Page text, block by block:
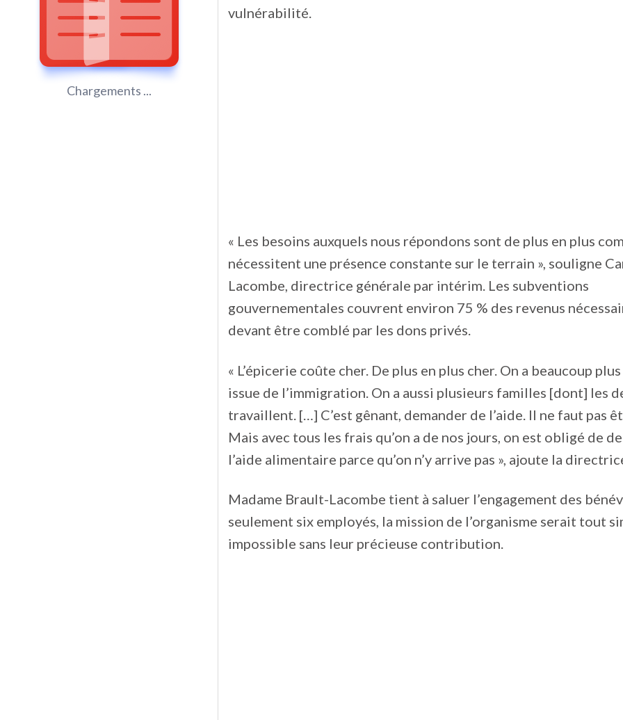
Chargements ...
vulnérabilité.
« Les besoins auxquels nous répondons sont de plus en plus
nécessitent une présence constante sur le terrain », souligne
Lacombe, directrice générale par intérim. Les subventions
gouvernementales couvrent environ 75 % des revenus
devant être comblé par les dons privés.
« L’épicerie coûte cher. De plus en plus cher. On a beaucoup
issue de l’immigration. On a aussi plusieurs familles [dont] les
travaillent. […] C’est gênant, demander de l’aide. Il ne faut pas
Mais avec tous les frais qu’on a de nos jours, on est obligé de
l’aide alimentaire parce qu’on n’y arrive pas », ajoute la
Madame Brault-Lacombe tient à saluer l’engagement des
seulement six employés, la mission de l’organisme serait tout
impossible sans leur précieuse contribution.